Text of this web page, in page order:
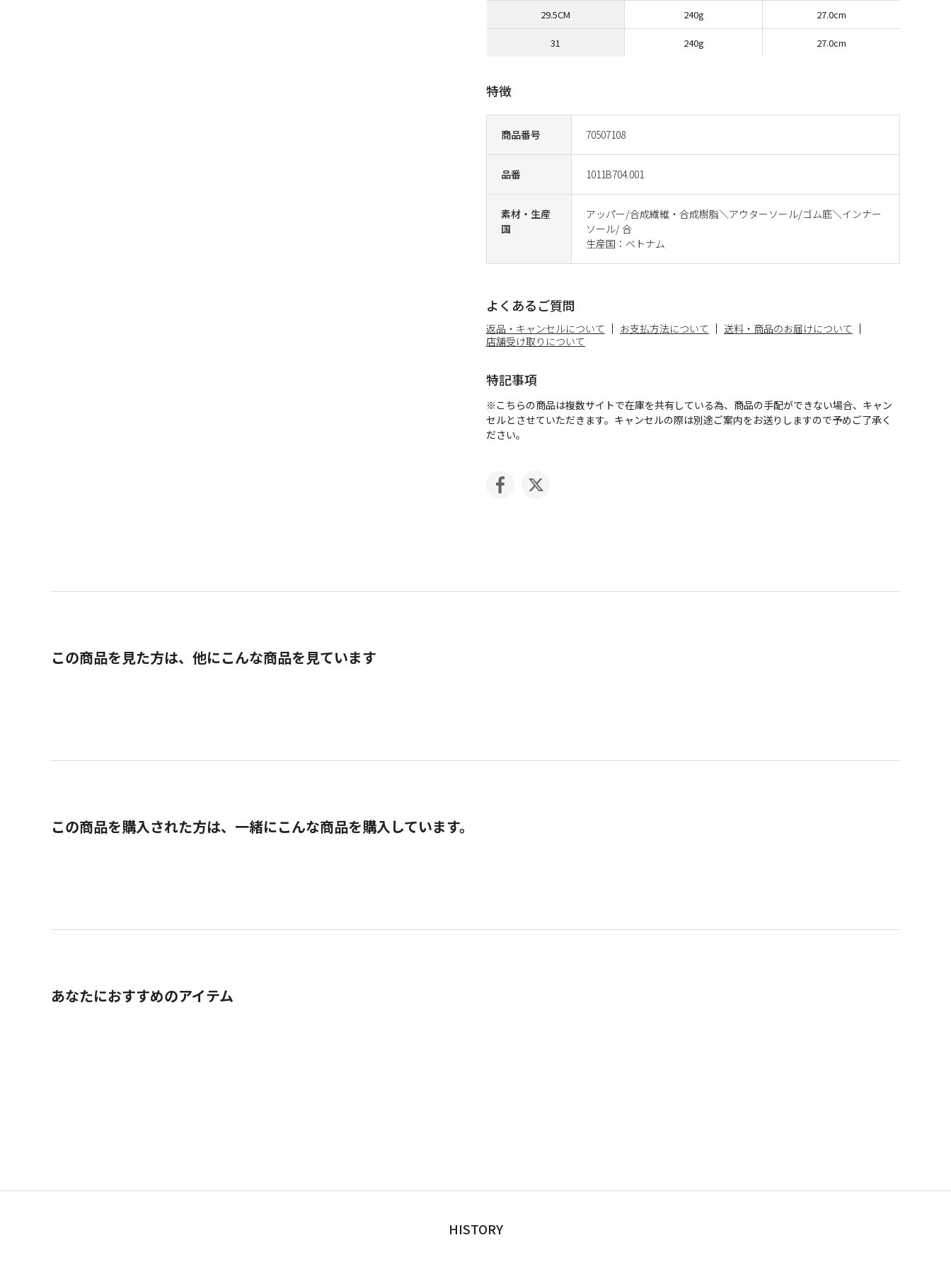
商品番号 70507108
品番 1011B704.001
素材・生産
国
アッパー/合成繊維・合成樹脂＼アウターソール/ゴム底＼インナー
ソール/ 合
生産国：ベトナム
特徴
よくあるご質問
返品・キャンセルについて お支払方法について
送料・商品のお届けについて
店舗受け取りについて
特記事項
※こちらの商品は複数サイトで在庫を共有している為、商品の手配ができない場合、キャン
セルとさせていただきます。キャンセルの際は別途ご案内をお送りしますので予めご了承く
ださい。
29.5CM 240g 27.0cm
31 240g 27.0cm
この商品を見た方は、他にこんな商品を見ています
この商品を購入された方は、一緒にこんな商品を購入しています。
あなたにおすすめのアイテム
HISTORY